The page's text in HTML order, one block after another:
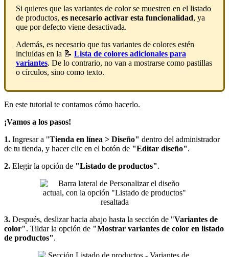
Si quieres que las variantes de color se muestren en el listado
de productos, es necesario activar esta funcionalidad, ya
que por defecto viene desactivada.
Además, es necesario que tus variantes de colores estén
incluidas en la 📝 Lista de colores adicionales para
variantes. De lo contrario, no van a mostrarse como pastillas
o círculos, sino como texto.
En este tutorial te contamos cómo hacerlo.
¡Vamos a los pasos!
1. Ingresar a "Tienda en línea > Diseño" dentro del administrador
de tu tienda, y hacer clic en el botón de "Editar diseño".
2. Elegir la opción de "Listado de productos".
3. Después, deslizar hacia abajo hasta la sección de "Variantes de
color". Tildar la opción de "Mostrar variantes de color en listado
de productos".